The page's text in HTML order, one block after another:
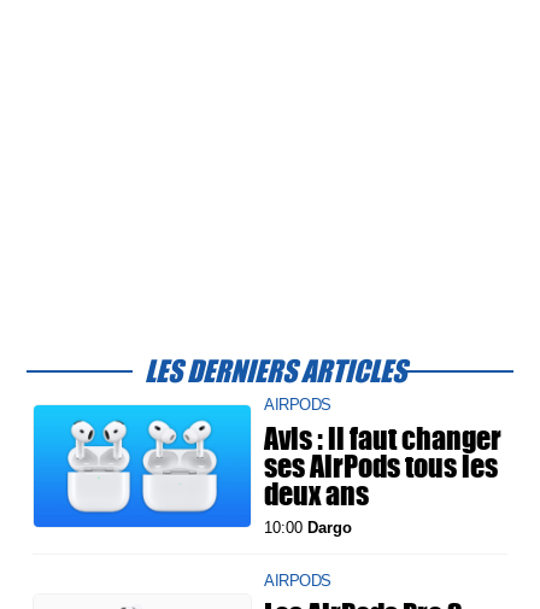
LES DERNIERS ARTICLES
AIRPODS
Avis : il faut changer
ses AirPods tous les
deux ans
10:00 Dargo
AIRPODS